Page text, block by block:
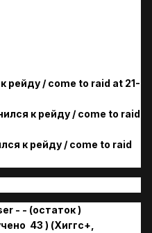
рейду / come to raid at 21-
к рейду / come to raid
к рейду / come to raid
- - (остаток )
43 ) (Хиггс+,